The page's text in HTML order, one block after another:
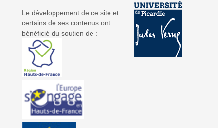
Le développement de ce site et
certains de ses contenus ont
bénéficié du soutien de :